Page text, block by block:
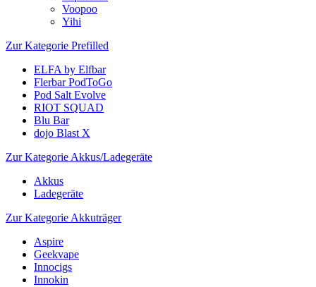
Voopoo
Yihi
Zur Kategorie Prefilled
ELFA by Elfbar
Flerbar PodToGo
Pod Salt Evolve
RIOT SQUAD
Blu Bar
dojo Blast X
Zur Kategorie Akkus/Ladegeräte
Akkus
Ladegeräte
Zur Kategorie Akkuträger
Aspire
Geekvape
Innocigs
Innokin